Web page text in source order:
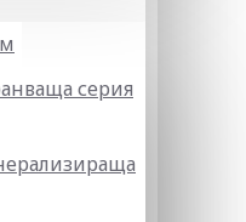
серия